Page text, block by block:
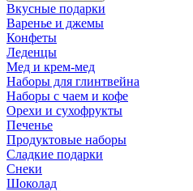
Вкусные подарки
Варенье и джемы
Конфеты
Леденцы
Мед и крем-мед
Наборы для глинтвейна
Наборы с чаем и кофе
Орехи и сухофрукты
Печенье
Продуктовые наборы
Сладкие подарки
Снеки
Шоколад